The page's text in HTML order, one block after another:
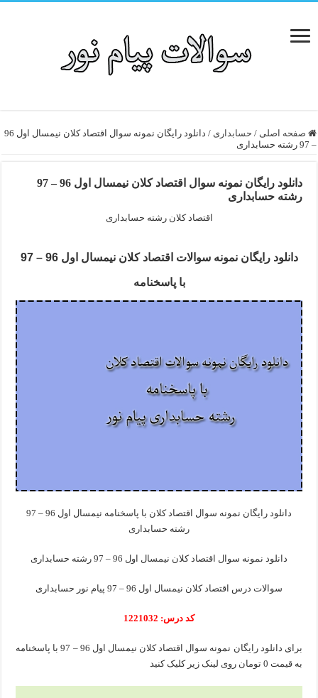
صفحه اصلی / حسابداری /
دانلود رایگان نمونه سوال اقتصاد کلان نیمسال اول 96
– 97 رشته حسابداری
دانلود رایگان نمونه سوال اقتصاد کلان نیمسال اول 96 – 97
رشته حسابداری
اقتصاد کلان رشته حسابداری
دانلود رایگان نمونه سوالات اقتصاد کلان نیمسال اول 96 – 97
با پاسخنامه
دانلود رایگان نمونه سوال اقتصاد کلان با پاسخنامه نیمسال اول 96 – 97
رشته حسابداری
دانلود نمونه سوال اقتصاد کلان نیمسال اول 96 – 97 رشته حسابداری
سوالات درس اقتصاد کلان نیمسال اول 96 – 97 پیام نور حسابداری
کد درس: 1221032
برای دانلود رایگان نمونه سوال اقتصاد کلان نیمسال اول 96 – 97 با پاسخنامه
به قیمت 0 تومان روی لینک زیر کلیک کنید